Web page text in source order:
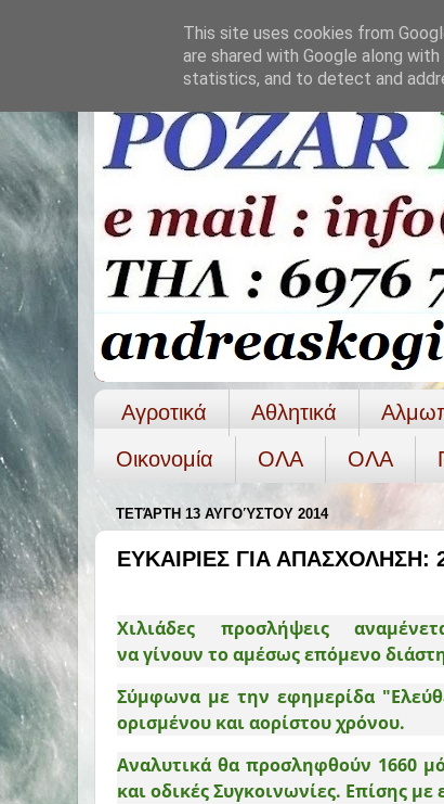
Αγροτικά Αθλητικά
Οικονομία
ΟΛΑ ΟΛA
ΤΕΤΆΡΤΗ 13 ΑΥΓΟΎΣΤΟΥ 2014
ΕΥΚΑΙΡΙΕΣ ΓΙΑ ΑΠΑΣΧΟΛΗΣΗ:
Χιλιάδες προσλήψεις
να γίνουν το αμέσως επόμενο
Σύμφωνα με την εφημερίδα
ορισμένου και αορίστου χρόνου.
Αναλυτικά θα προσληφθούν 1660
και οδικές Συγκοινωνίες. Επίσης με
This site uses cookies from
are shared with Google along
statistics, and to detect and